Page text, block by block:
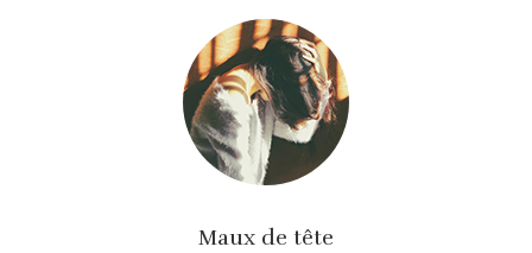
Maux de tête